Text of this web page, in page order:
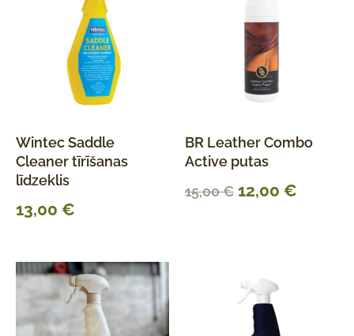
Wintec Saddle
Cleaner tīrīšanas
līdzeklis
13,00 €
BR Leather Combo
Active putas
15,00€ 12,00 €